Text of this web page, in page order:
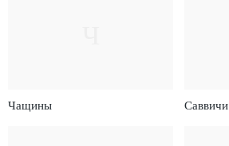
Чащины Саввичи